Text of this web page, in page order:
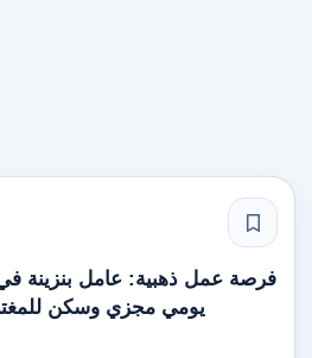
فرصة عمل ذهبية: عامل بنزينة
يومي مجزي وسكن